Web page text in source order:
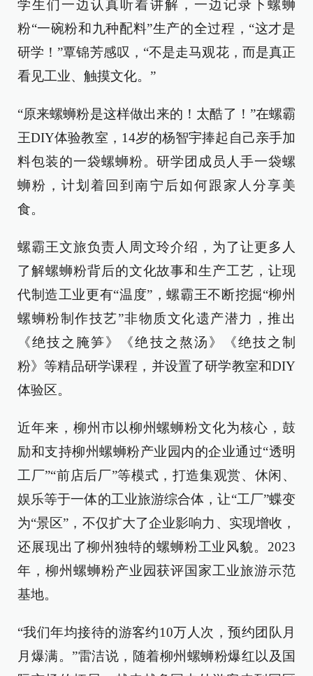
学生们一边认真听着讲解，一边记录下螺蛳
粉“一碗粉和九种配料”生产的全过程，“这才是
研学！”覃锦芳感叹，“不是走马观花，而是真正
看见工业、触摸文化。”
“原来螺蛳粉是这样做出来的！太酷了！”在螺霸
王DIY体验教室，14岁的杨智宇捧起自己亲手加
料包装的一袋螺蛳粉。研学团成员人手一袋螺
蛳粉，计划着回到南宁后如何跟家人分享美
食。
螺霸王文旅负责人周文玲介绍，为了让更多人
了解螺蛳粉背后的文化故事和生产工艺，让现
代制造工业更有“温度”，螺霸王不断挖掘“柳州
螺蛳粉制作技艺”非物质文化遗产潜力，推出
《绝技之腌笋》《绝技之熬汤》《绝技之制
粉》等精品研学课程，并设置了研学教室和DIY
体验区。
近年来，柳州市以柳州螺蛳粉文化为核心，鼓
励和支持柳州螺蛳粉产业园内的企业通过“透明
工厂”“前店后厂”等模式，打造集观赏、休闲、
娱乐等于一体的工业旅游综合体，让“工厂”蝶变
为“景区”，不仅扩大了企业影响力、实现增收，
还展现出了柳州独特的螺蛳粉工业风貌。2023
年，柳州螺蛳粉产业园获评国家工业旅游示范
基地。
“我们年均接待的游客约10万人次，预约团队月
月爆满。”雷洁说，随着柳州螺蛳粉爆红以及国